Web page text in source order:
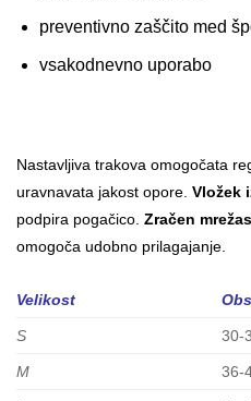
preventivno zaščito med
vsakodnevno uporabo
Nastavljiva trakova omogočata
uravnavata jakost opore. Vložek
podpira pogačico. Zračen
omogoča udobno prilagajanje.
Velikost
S 30-
M 36-